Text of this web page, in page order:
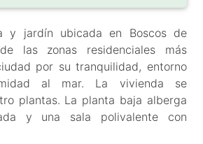
y jardín ubicada en Boscos de
las zonas residenciales más
por su tranquilidad, entorno
al mar. La vivienda se
plantas. La planta baja alberga
y una sala polivalente con